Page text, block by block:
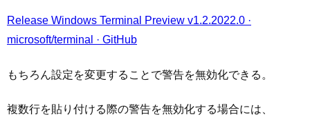
Release Windows Terminal Preview v1.2.2022.0 ·
microsoft/terminal · GitHub
もちろん設定を変更することで警告を無効化できる。
複数行を貼り付ける際の警告を無効化する場合には、